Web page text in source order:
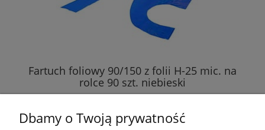
Fartuch foliowy 90/150 z folii H-25 mic. na
rolce 90 szt. niebieski
64,15 zł
Dbamy o Twoją prywatność